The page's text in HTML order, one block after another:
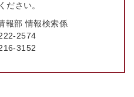
ださい。
報部 情報検索係
2574
3152